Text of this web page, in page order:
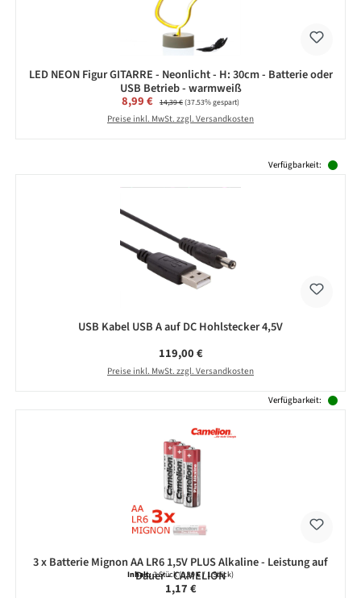
LED NEON Figur GITARRE - Neonlicht - H: 30cm - Batterie oder
USB Betrieb - warmweiß
Verkaufspreis:
8,99 € Regulärer Preis:
14,39 €(37.53% gespart)
Preise inkl. MwSt. zzgl. Versandkosten
Verfügbarkeit:
USB Kabel USB A auf DC Hohlstecker 4,5V
Regulärer Preis:
119,00 €
Preise inkl. MwSt. zzgl. Versandkosten
Verfügbarkeit:
3 x Batterie Mignon AA LR6 1,5V PLUS Alkaline - Leistung auf
Dauer - CAMELION
Inhalt:3 Stück(0,39 € / 1 Stück)
Regulärer Preis:
1,17 €